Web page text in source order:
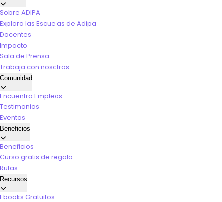
Sobre ADIPA
Explora las Escuelas de Adipa
Docentes
Impacto
Sala de Prensa
Trabaja con nosotros
Comunidad
Encuentra Empleos
Testimonios
Eventos
Beneficios
Beneficios
Curso gratis de regalo
Rutas
Recursos
Ebooks Gratuitos